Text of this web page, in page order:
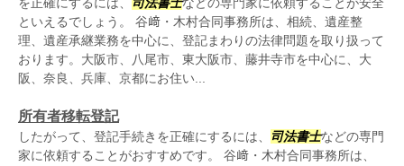
といえるでしょう。 谷﨑・木村合同事務所は、相続、遺産整
理、遺産承継業務を中心に、登記まわりの法律問題を取り扱って
おります。大阪市、八尾市、東大阪市、藤井寺市を中心に、大
阪、奈良、兵庫、京都にお住い...
所有者移転登記
したがって、登記手続きを正確にするには、 司法書士などの専門
家に依頼することがおすすめです。 谷﨑・木村合同事務所は、